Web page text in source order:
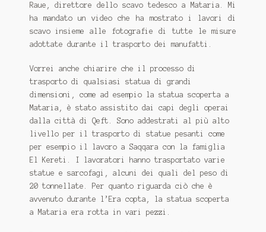
Raue, direttore dello scavo tedesco a Mataria. Mi
ha mandato un video che ha mostrato i lavori di
scavo insieme alle fotografie di tutte le misure
adottate durante il trasporto dei manufatti.
Vorrei anche chiarire che il processo di
trasporto di qualsiasi statua di grandi
dimensioni, come ad esempio la statua scoperta a
Mataria, è stato assistito dai capi degli operai
dalla città di Qeft. Sono addestrati al più alto
livello per il trasporto di statue pesanti come
per esempio il lavoro a Saqqara con la famiglia
El Kereti. I lavoratori hanno trasportato varie
statue e sarcofagi, alcuni dei quali del peso di
20 tonnellate. Per quanto riguarda ciò che è
avvenuto durante l’Era copta, la statua scoperta
a Mataria era rotta in vari pezzi.